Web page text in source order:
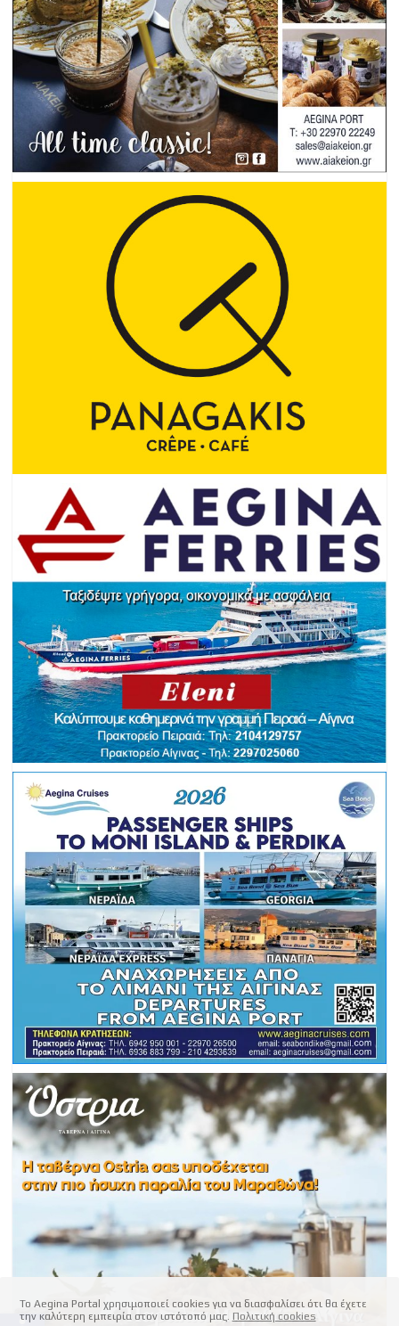
Το Aegina Portal χρησιμοποιεί cookies για να διασφαλίσει ότι θα έχετε
την καλύτερη εμπειρία στον ιστότοπό μας. Πολιτική cookies